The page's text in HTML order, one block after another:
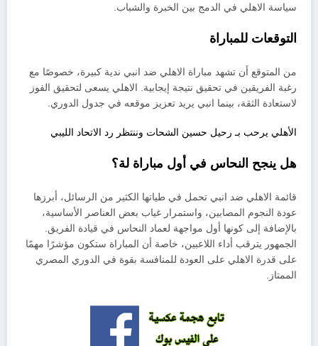
سياسة الاهلي في الدمج بين الخبرة والشباب.
التوقعات للمباراة
من المتوقع أن تشهد مباراة الاهلي ضد انبي ندية كبيرة، خصوصًا مع
رغبة الفريقين في تحقيق نتيجة إيجابية. الاهلي يسعى لتحقيق الفوز
لاستعادة الثقة، بينما انبي يريد تعزيز موقعه في جدول الدوري.
الأهلي يرحب بـ رحيل حسين الشحات وننتظر رد الاتحاد الليبي
هل ينجح النحاس في أول مباراة لة؟
قائمة الاهلي ضد انبي تحمل في طياتها الكثير من الرسائل، أبرزها
عودة النجوم المصابين، واستمرار غياب بعض العناصر الأساسية،
بالإضافة إلى كونها أول مواجهة لعماد النحاس في قيادة الفريق.
الجمهور يترقب أداء اللاعبين، خاصة أن المباراة ستكون مؤشرًا مهمًا
على قدرة الاهلي على العودة للمنافسة بقوة في الدوري المصري
الممتاز.